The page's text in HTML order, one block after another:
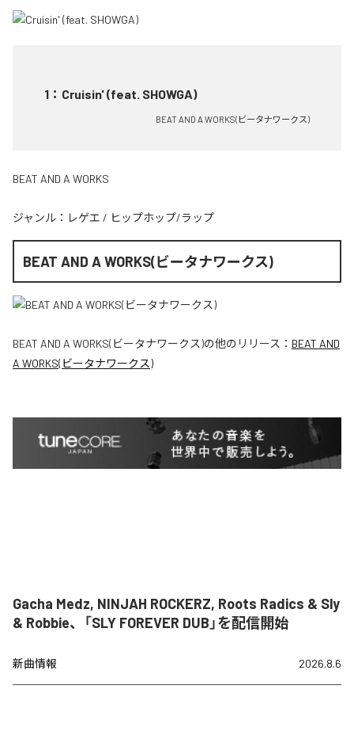
1 ： Cruisin' (feat. SHOWGA)
BEAT AND A WORKS(ビータナワークス)
BEAT AND A WORKS
ジャンル： レゲエ / ヒップホップ/ラップ
BEAT AND A WORKS(ビータナワークス)
BEAT AND A WORKS(ビータナワークス)の他のリリース： BEAT AND
A WORKS(ビータナワークス)
Gacha Medz, NINJAH ROCKERZ, Roots Radics & Sly
& Robbie、「SLY FOREVER DUB」を配信開始
新曲情報 2026.8.6